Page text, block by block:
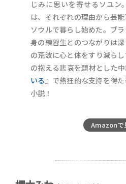
じみに思いを寄せるソユン
は、それぞれの理由から芸
ソウルで暮らし始めた。ブ
身の練習生とのつながりは
の荒波に心と体をすり減ら
の抱える悲哀を題材とした
いる 』で熱狂的な支持を得
小説！
Amazonで